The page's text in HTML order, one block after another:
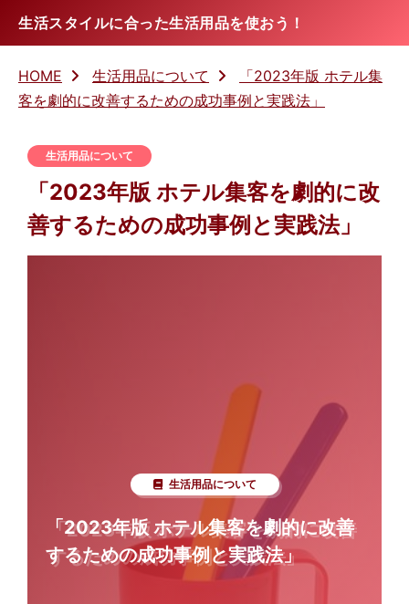
生活スタイルに合った生活用品を使おう！
HOME 生活用品について
「2023年版 ホテル集
客を劇的に改善するための成功事例と実践法」
生活用品について
「2023年版 ホテル集客を劇的に改
善するための成功事例と実践法」
生活用品について
「2023年版 ホテル集客を劇的に改善
するための成功事例と実践法」